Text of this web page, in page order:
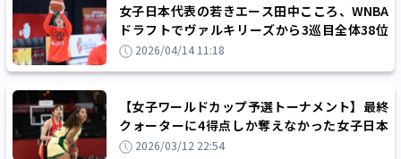
女子日本代表の若きエース田中こころ、WNBA
ドラフトでヴァルキリーズから3巡目全体38位
で指名を受ける
2026/04/14 11:18
【女子ワールドカップ予選トーナメント】最終
クォーターに4得点しか奪えなかった女子日本
代表、オーストラリアに痛恨の逆転負け
2026/03/12 22:54